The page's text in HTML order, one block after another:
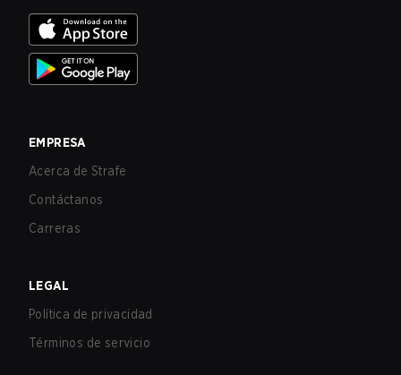
EMPRESA
Acerca de Strafe
Contáctanos
Carreras
LEGAL
Política de privacidad
Términos de servicio